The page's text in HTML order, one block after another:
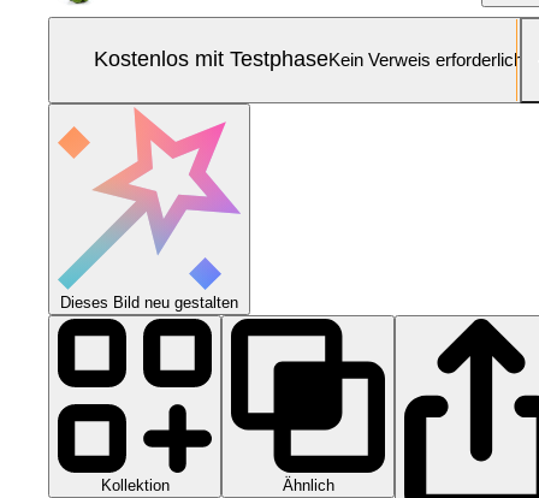
Kostenlos mit TestphaseKein Verweis erforderlich
Dieses Bild neu gestalten
Kollektion Ähnlich